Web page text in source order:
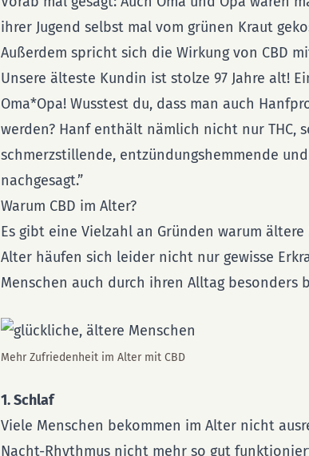
ihrer Jugend selbst mal vom grünen Kraut
Außerdem spricht sich die Wirkung von CBD
Unsere älteste Kundin ist stolze 97 Jahre alt!
Oma*Opa! Wusstest du, dass man auch
werden? Hanf enthält nämlich nicht nur THC,
schmerzstillende, entzündungshemmende
nachgesagt.”
Warum CBD im Alter?
Es gibt eine Vielzahl an Gründen warum
Alter häufen sich leider nicht nur gewisse
Menschen auch durch ihren Alltag besonders
Mehr Zufriedenheit im Alter mit CBD
1. Schlaf
Viele Menschen bekommen im Alter nicht
Nacht-Rhythmus nicht mehr so gut